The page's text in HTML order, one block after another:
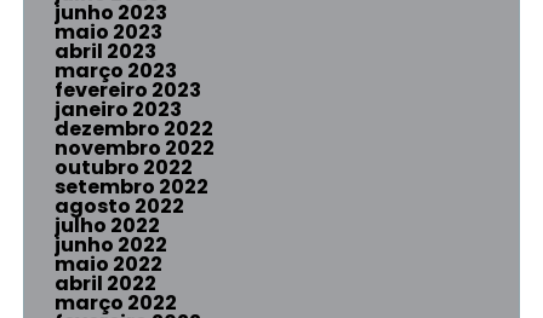
junho 2023
maio 2023
abril 2023
março 2023
fevereiro 2023
janeiro 2023
dezembro 2022
novembro 2022
outubro 2022
setembro 2022
agosto 2022
julho 2022
junho 2022
maio 2022
abril 2022
março 2022